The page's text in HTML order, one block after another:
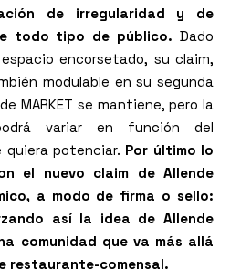
de irregularidad y de
todo tipo de público. Dado
encorsetado, su claim,
modulable en su segunda
MARKET se mantiene, pero la
variar en función del
potenciar. Por último lo
el nuevo claim de Allende
a modo de firma o sello:
así la idea de Allende
comunidad que va más allá
restaurante-comensal.